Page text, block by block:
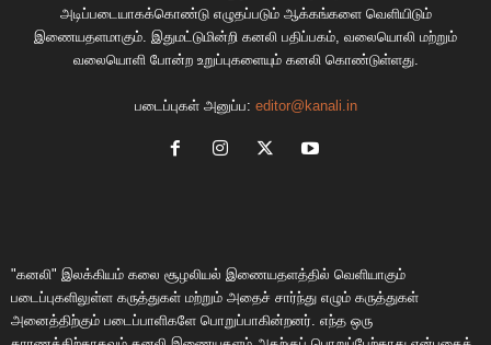
அடிப்படையாகக்கொண்டு எழுதப்படும் ஆக்கங்களை வெளியிடும்
இணையதளமாகும். இதுமட்டுமின்றி கனலி பதிப்பகம், வலையொலி மற்றும்
வலையொளி போன்ற உறுப்புகளையும் கனலி கொண்டுள்ளது.
படைப்புகள் அனுப்ப: editor@kanali.in
"கனலி" இலக்கியம் கலை சூழலியல் இணையதளத்தில் வெளியாகும்
படைப்புகளிலுள்ள கருத்துகள் மற்றும் அதைச் சார்ந்து எழும் கருத்துகள்
அனைத்திற்கும் படைப்பாளிகளே பொறுப்பாகின்றனர். எந்த ஒரு